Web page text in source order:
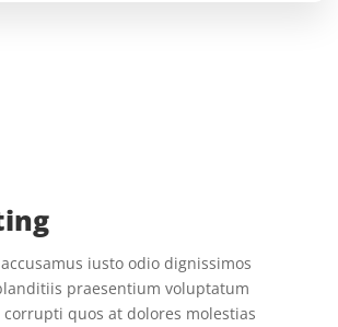
iusto odio dignissimos
praesentium voluptatum
quos at dolores molestias